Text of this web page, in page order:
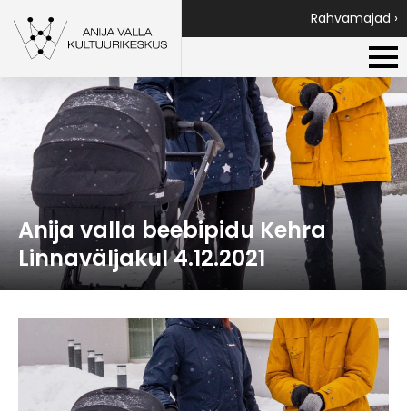
Rahvamajad ›
Anija valla beebipidu Kehra
Linnaväljakul 4.12.2021